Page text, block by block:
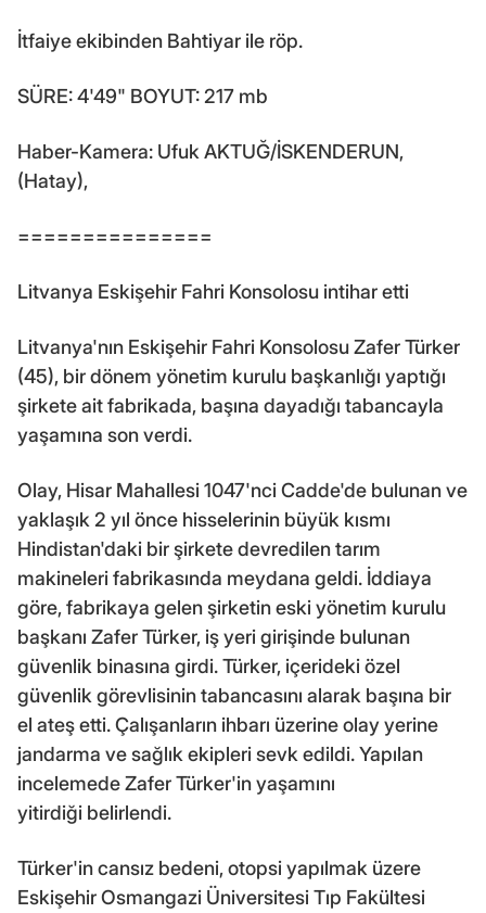
İtfaiye ekibinden Bahtiyar ile röp.
SÜRE: 4'49" BOYUT: 217 mb
Haber-Kamera: Ufuk AKTUĞ/İSKENDERUN,
(Hatay),
===============
Litvanya Eskişehir Fahri Konsolosu intihar etti
Litvanya'nın Eskişehir Fahri Konsolosu Zafer Türker
(45), bir dönem yönetim kurulu başkanlığı yaptığı
şirkete ait fabrikada, başına dayadığı tabancayla
yaşamına son verdi.
Olay, Hisar Mahallesi 1047'nci Cadde'de bulunan ve
yaklaşık 2 yıl önce hisselerinin büyük kısmı
Hindistan'daki bir şirkete devredilen tarım
makineleri fabrikasında meydana geldi. İddiaya
göre, fabrikaya gelen şirketin eski yönetim kurulu
başkanı Zafer Türker, iş yeri girişinde bulunan
güvenlik binasına girdi. Türker, içerideki özel
güvenlik görevlisinin tabancasını alarak başına bir
el ateş etti. Çalışanların ihbarı üzerine olay yerine
jandarma ve sağlık ekipleri sevk edildi. Yapılan
incelemede Zafer Türker'in yaşamını
yitirdiği belirlendi.
Türker'in cansız bedeni, otopsi yapılmak üzere
Eskişehir Osmangazi Üniversitesi Tıp Fakültesi